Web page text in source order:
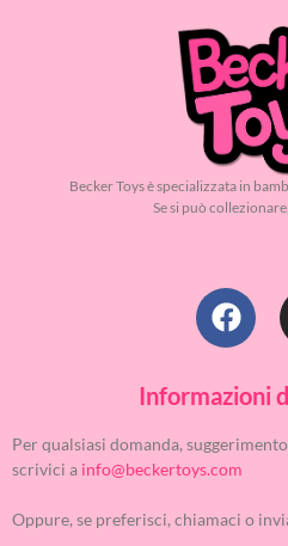
Becker Toys è specializzata in
Se si può
Informazioni
Per qualsiasi domanda,
scrivici a info@beckertoys.com
Oppure, se preferisci, chiamaci o